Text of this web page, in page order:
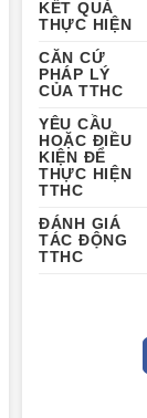
KẾT QUẢ
THỰC HIỆN
CĂN CỨ
PHÁP LÝ
CỦA TTHC
YÊU CẦU
HOẶC ĐIỀU
KIỆN ĐỂ
THỰC HIỆN
TTHC
ĐÁNH GIÁ
TÁC ĐỘNG
TTHC